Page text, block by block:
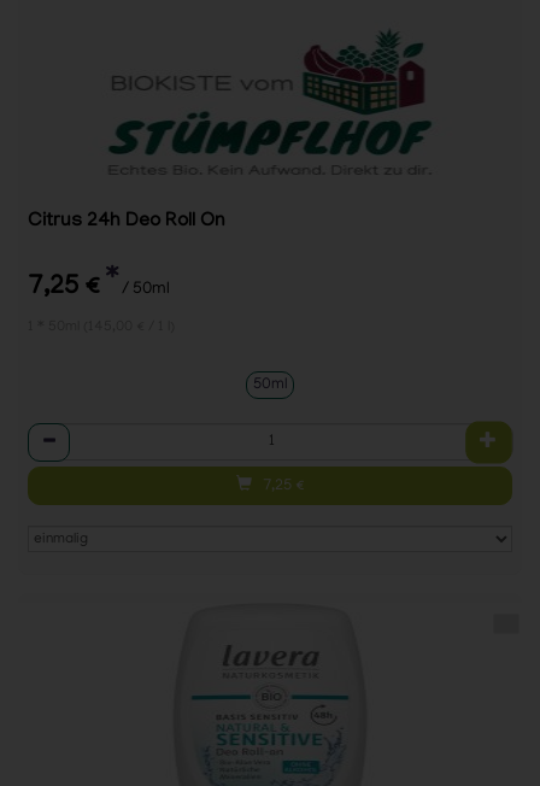
Citrus 24h Deo Roll On
7,25 € * / 50ml
50ml
Anzahl
7,25 €